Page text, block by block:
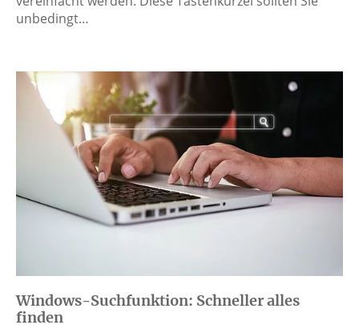
unbedingt…
Windows-Suchfunktion: Schneller alles
finden